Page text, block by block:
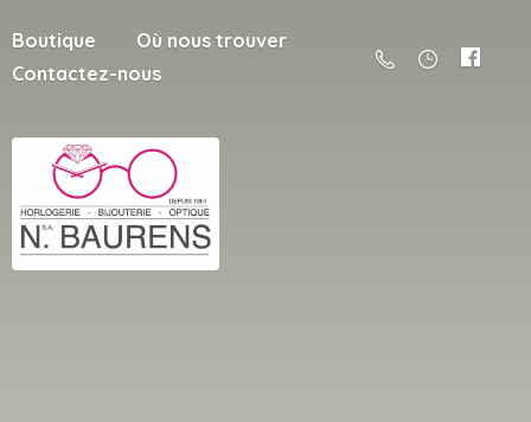
Boutique
Où nous trouver
Contactez-nous